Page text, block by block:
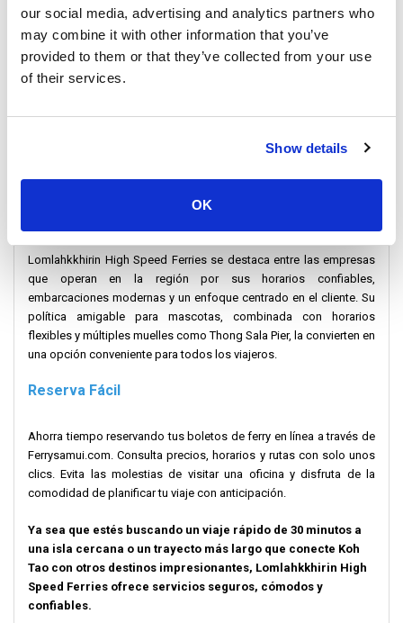
our social media, advertising and analytics partners who
may combine it with other information that you’ve
provided to them or that they’ve collected from your use
of their services.
Show details
OK
Ruta 2: Koh Tao a Koh Samui
Esta ruta conecta Koh Tao con el vibrante muelle de Nathon en Koh
Samui, un centro para viajeros que buscan resorts de lujo, una vida
nocturna animada y excelentes compras.
Ideal para conexiones con el continente, esta ruta lleva a los
viajeros a Surat Thani, una puerta de entrada al sur de Tailandia y un
¿Por Qué Elegir Lomlahkkhirin?
Lomlahkkhirin High Speed Ferries se destaca entre las empresas
que operan en la región por sus horarios confiables,
embarcaciones modernas y un enfoque centrado en el cliente. Su
política amigable para mascotas, combinada con horarios
flexibles y múltiples muelles como Thong Sala Pier, la convierten en
una opción conveniente para todos los viajeros.
Reserva Fácil
Ahorra tiempo reservando tus boletos de ferry en línea a través de
Ferrysamui.com. Consulta precios, horarios y rutas con solo unos
clics. Evita las molestias de visitar una oficina y disfruta de la
comodidad de planificar tu viaje con anticipación.
Ya sea que estés buscando un viaje rápido de 30 minutos a
una isla cercana o un trayecto más largo que conecte Koh
Tao con otros destinos impresionantes, Lomlahkkhirin High
Speed Ferries ofrece servicios seguros, cómodos y
confiables.